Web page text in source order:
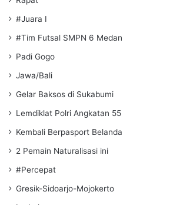
#Juara I
#Tim Futsal SMPN 6 Medan
Padi Gogo
Jawa/Bali
Gelar Baksos di Sukabumi
Lemdiklat Polri Angkatan 55
Kembali Berpasport Belanda
2 Pemain Naturalisasi ini
#Percepat
Gresik-Sidoarjo-Mojokerto